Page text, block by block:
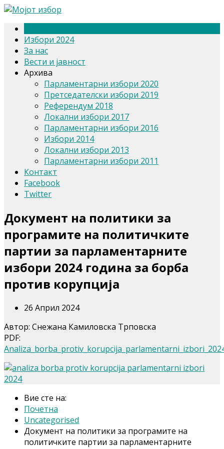
Избори 2024
За нас
Вести и јавност
Архива
Парламентарни избори 2020
Претседателски избори 2019
Референдум 2018
Локални избори 2017
Парламентарни избори 2016
Избори 2014
Локални избори 2013
Парламентарни избори 2011
Контакт
Facebook
Twitter
Документ на политики за
програмите на политичките
партии за парламентарните
избори 2024 година за борба
против корупција
26 Април 2024
Автор: Снежана Камиловска Трповска
PDF:
Вие сте на:
Почетна
Uncategorised
Документ на политики за програмите на
политичките партии за парламентарните